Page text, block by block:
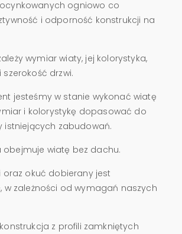
ogniowo co
i odporność konstrukcji na
wymiar wiaty, jej kolorystyka,
drzwi.
jesteśmy w stanie wykonać wiatę
i kolorystykę dopasować do
istniejących zabudowań.
obejmuje wiatę bez dachu.
oraz okuć dobierany jest
w zależności od wymagań naszych
z profili zamkniętych